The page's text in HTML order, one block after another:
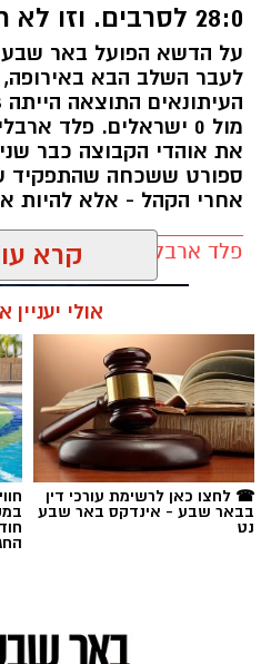
28:0 לסרבים. וזו לא תוצאת המשחק
על הדשא הפועל באר
לעבר השלב הבא
מול 0 ישראלים. פלד
את אוהדי הקבוצה כבר
ספורט ששכחה שהתפקיד
אחרי הקהל - אלא להיות
פלד ארבלי / 12:04 05.08.26
תגים:הפועל באר שבע
קרא
אולי יעניין
☎ לחצו כאן לרשימת עורכי דין
בבאר שבע - אינדקס באר שבע
נט